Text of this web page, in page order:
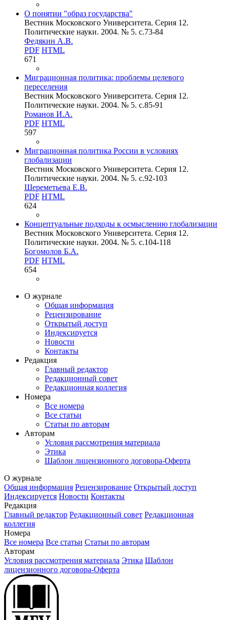
О понятии "образ государства"
Вестник Московского Университета. Серия 12.
Политические науки. 2004. № 5. c.73-84
Федякин А.В.
PDF HTML
671
Миграционная политика: проблемы целевого
переселения
Вестник Московского Университета. Серия 12.
Политические науки. 2004. № 5. c.85-91
Романов И.А.
PDF HTML
597
Миграционная политика России в условиях
глобализации
Вестник Московского Университета. Серия 12.
Политические науки. 2004. № 5. c.92-103
Шереметьева Е.В.
PDF HTML
624
Концептуальные подходы к осмыслению глобализации
Вестник Московского Университета. Серия 12.
Политические науки. 2004. № 5. c.104-118
Богомолов Б.А.
PDF HTML
654
О журнале
Общая информация
Рецензирование
Открытый доступ
Индексируется
Новости
Контакты
Редакция
Главный редактор
Редакционный совет
Редакционная коллегия
Номера
Все номера
Все статьи
Статьи по авторам
Авторам
Условия рассмотрения материала
Этика
Шаблон лицензионного договора-Оферта
О журнале
Общая информация Рецензирование Открытый доступ
Индексируется Новости Контакты
Редакция
Главный редактор Редакционный совет Редакционная
коллегия
Номера
Все номера Все статьи Статьи по авторам
Авторам
Условия рассмотрения материала Этика Шаблон
лицензионного договора-Оферта